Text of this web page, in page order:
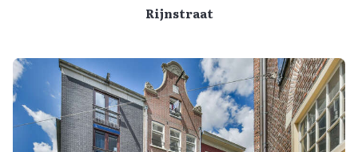
Rijnstraat